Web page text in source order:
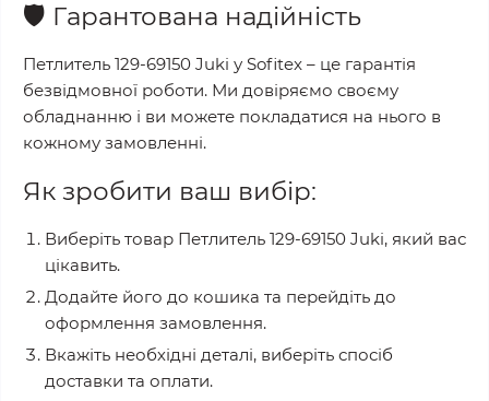
🛡️ Гарантована надійність
Петлитель 129-69150 Juki у Sofitex – це гарантія
безвідмовної роботи. Ми довіряємо своєму
обладнанню і ви можете покладатися на нього в
кожному замовленні.
Як зробити ваш вибір:
Виберіть товар Петлитель 129-69150 Juki, який вас
цікавить.
Додайте його до кошика та перейдіть до
оформлення замовлення.
Вкажіть необхідні деталі, виберіть спосіб
доставки та оплати.